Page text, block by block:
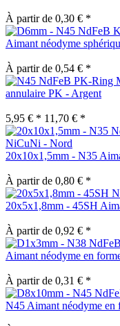
À partir de 0,30 € *
Aimant néodyme
À partir de 0,54 € *
annulaire PK - Argent
5,95 € * 11,70 € *
20x10x1,5mm - N35
À partir de 0,80 € *
20x5x1,8mm - 45SH
À partir de 0,92 € *
Aimant néodyme en
À partir de 0,31 € *
N45 Aimant néodyme en